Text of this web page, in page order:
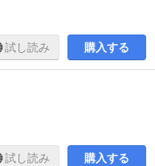
試し読み 購入する
試し読み 購入する